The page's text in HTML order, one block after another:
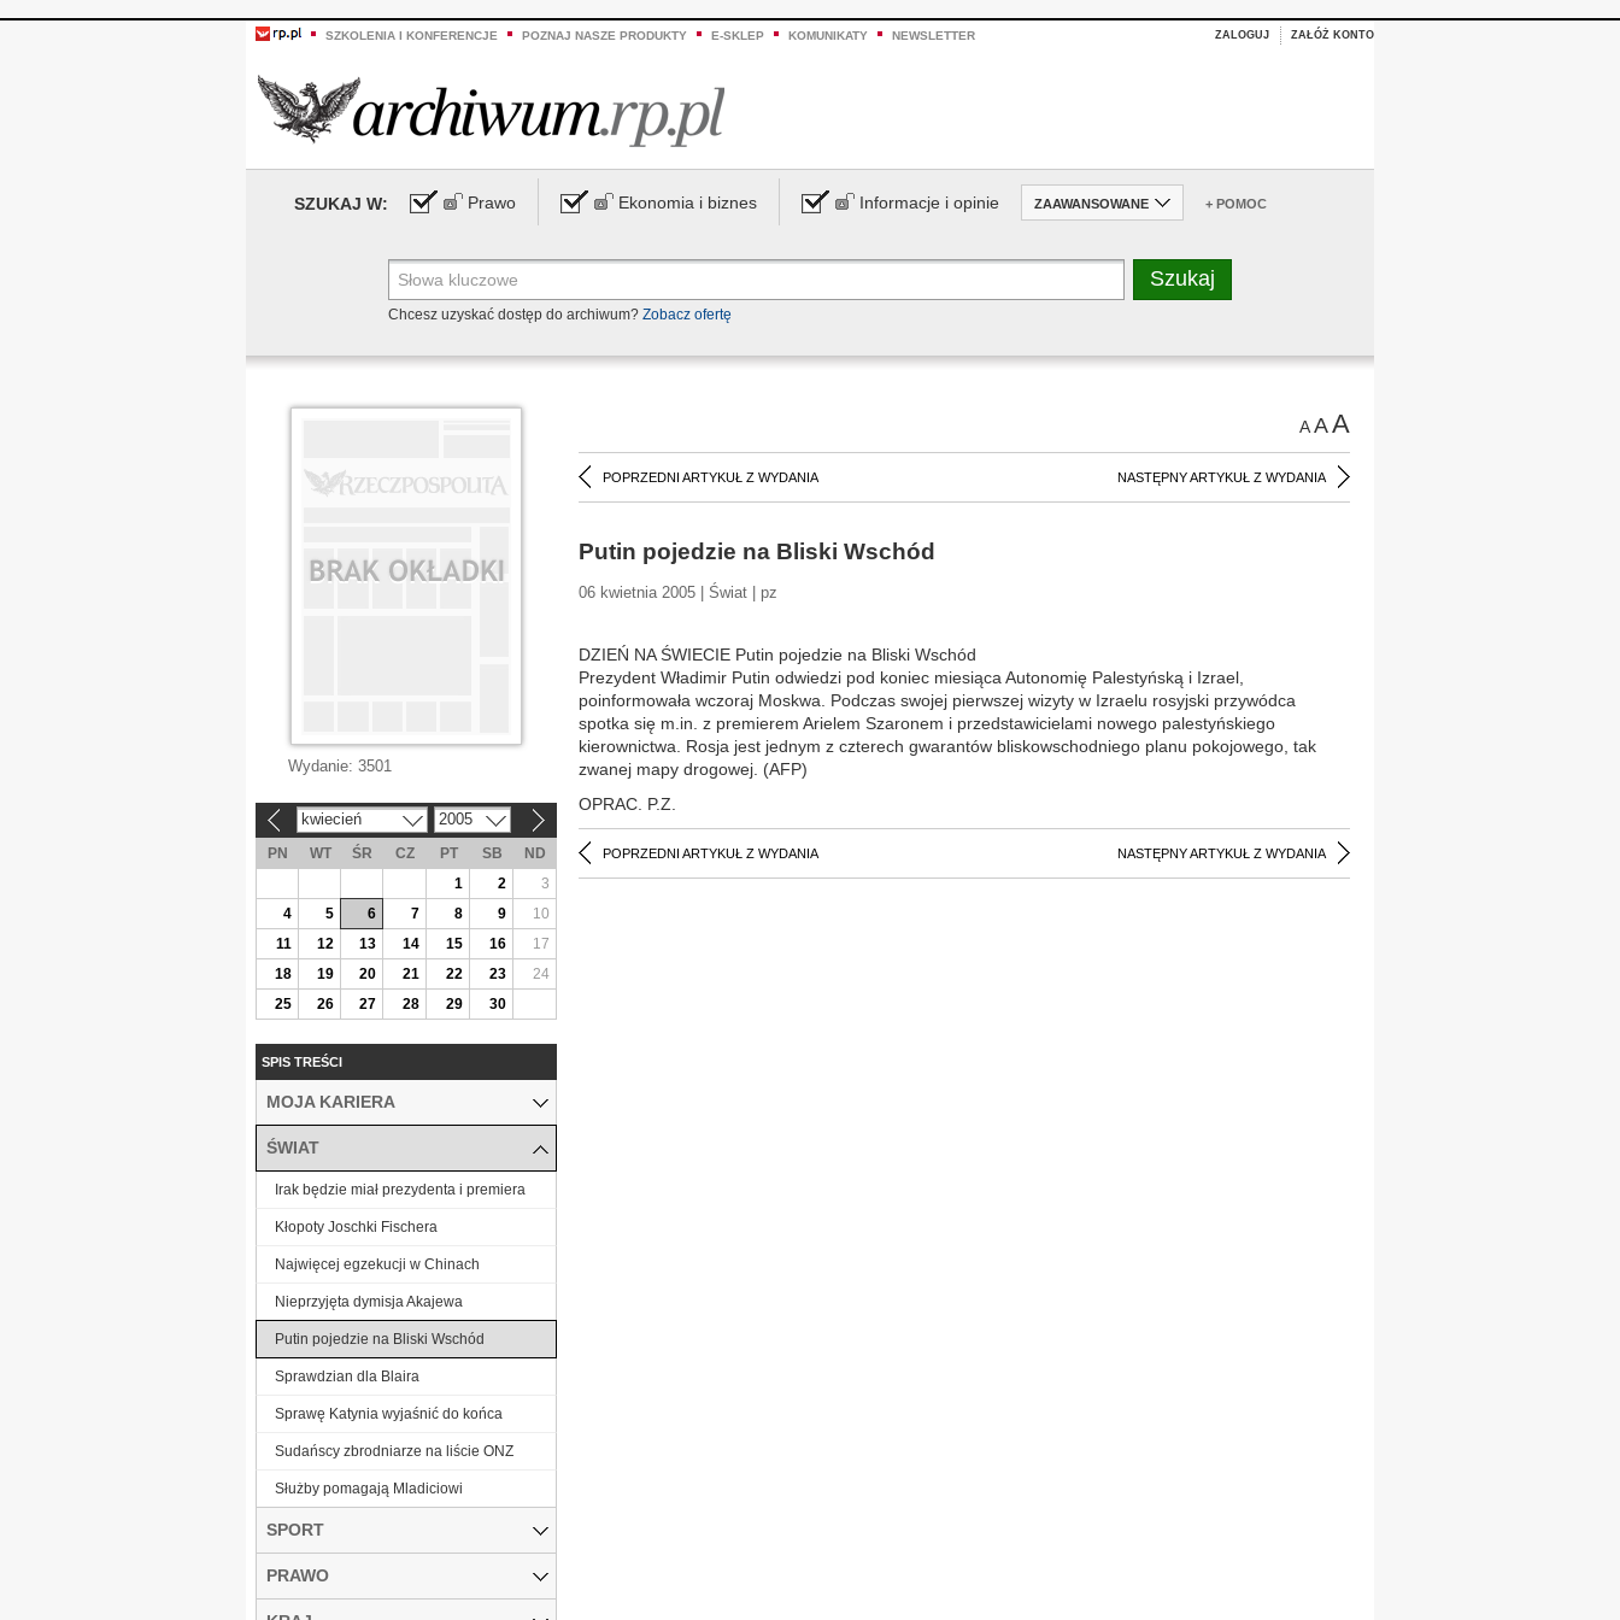
SZKOLENIA I KONFERENCJE POZNAJ NASZE PRODUKTY E-SKLEP KOMUNIKATY NEWSLETTER ZALOGUJ ZAŁÓŻ KONTO
SZUKAJ W: Prawo Ekonomia i biznes Informacje i opinie ZAAWANSOWANE + POMOC
Chcesz uzyskać dostęp do archiwum? Zobacz ofertę
AAA
POPRZEDNI ARTYKUŁ Z WYDANIA NASTĘPNY ARTYKUŁ Z WYDANIA
Putin pojedzie na Bliski Wschód
06 kwietnia 2005 | Świat | pz
DZIEŃ NA ŚWIECIE Putin pojedzie na Bliski Wschód
Prezydent Władimir Putin odwiedzi pod koniec miesiąca Autonomię Palestyńską i Izrael,
poinformowała wczoraj Moskwa. Podczas swojej pierwszej wizyty w Izraelu rosyjski przywódca
spotka się m.in. z premierem Arielem Szaronem i przedstawicielami nowego palestyńskiego
kierownictwa. Rosja jest jednym z czterech gwarantów bliskowschodniego planu pokojowego, tak
zwanej mapy drogowej. (AFP)
OPRAC. P.Z.
POPRZEDNI ARTYKUŁ Z WYDANIA NASTĘPNY ARTYKUŁ Z WYDANIA
Wydanie: 3501
kwiecień 2005
PN WT ŚR CZ PT SB
ND
1
2
3
4
5 6 7 8 9
10
11
12 13 14 15 16
17
18
19 20 21 22 23
24
25
26 27 28 29 30
SPIS TREŚCI
MOJA KARIERA
ŚWIAT
Irak będzie miał prezydenta i premiera
Kłopoty Joschki Fischera
Najwięcej egzekucji w Chinach
Nieprzyjęta dymisja Akajewa
Putin pojedzie na Bliski Wschód
Sprawdzian dla Blaira
Sprawę Katynia wyjaśnić do końca
Sudańscy zbrodniarze na liście ONZ
Służby pomagają Mladiciowi
SPORT
PRAWO